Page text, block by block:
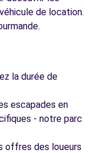
de location.
la durée de
escapades en
- notre parc
offres des loueurs